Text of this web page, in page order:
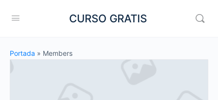
CURSO GRATIS
Portada » Members